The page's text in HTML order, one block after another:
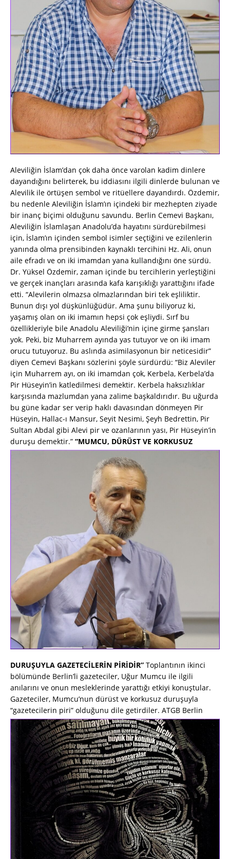
Aleviliğin İslam’dan çok daha önce varolan kadim dinlere
dayandığını belirterek, bu iddiasını ilgili dinlerde bulunan ve
Alevilik ile örtüşen sembol ve ritüellere dayandırdı. Özdemir,
bu nedenle Aleviliğin İslam’ın içindeki bir mezhepten ziyade
bir inanç biçimi olduğunu savundu. Berlin Cemevi Başkanı,
Aleviliğin İslamlaşan Anadolu’da hayatını sürdürebilmesi
için, İslam’ın içinden sembol isimler seçtiğini ve ezilenlerin
yanında olma prensibinden kaynaklı tercihini Hz. Ali, onun
aile efradı ve on iki imamdan yana kullandığını öne sürdü.
Dr. Yüksel Özdemir, zaman içinde bu tercihlerin yerleştiğini
ve gerçek inançları arasında kafa karışıklığı yarattığını ifade
etti. “Alevilerin olmazsa olmazlarından biri tek eşliliktir.
Bunun dışı yol düşkünlüğüdür. Ama şunu biliyoruz ki,
yaşamış olan on iki imamın hepsi çok eşliydi. Sırf bu
özellikleriyle bile Anadolu Aleviliği’nin içine girme şansları
yok. Peki, biz Muharrem ayında yas tutuyor ve on iki imam
orucu tutuyoruz. Bu aslında asimilasyonun bir neticesidir”
diyen Cemevi Başkanı sözlerini şöyle sürdürdü: “Biz Aleviler
için Muharrem ayı, on iki imamdan çok, Kerbela, Kerbela’da
Pir Hüseyin’in katledilmesi demektir. Kerbela haksızlıklar
karşısında mazlumdan yana zalime başkaldırıdır. Bu uğurda
bu güne kadar ser verip haklı davasından dönmeyen Pir
Hüseyin, Hallac-ı Mansur, Seyit Nesimi, Şeyh Bedrettin, Pir
Sultan Abdal gibi Alevi pir ve ozanlarının yası, Pir Hüseyin’in
duruşu demektir.” “MUMCU, DÜRÜST VE KORKUSUZ
DURUŞUYLA GAZETECİLERİN PİRİDİR” Toplantının ikinci
bölümünde Berlin’li gazeteciler, Uğur Mumcu ile ilgili
anılarını ve onun mesleklerinde yarattığı etkiyi konuştular.
Gazeteciler, Mumcu’nun dürüst ve korkusuz duruşuyla
“gazetecilerin piri” olduğunu dile getirdiler. ATGB Berlin